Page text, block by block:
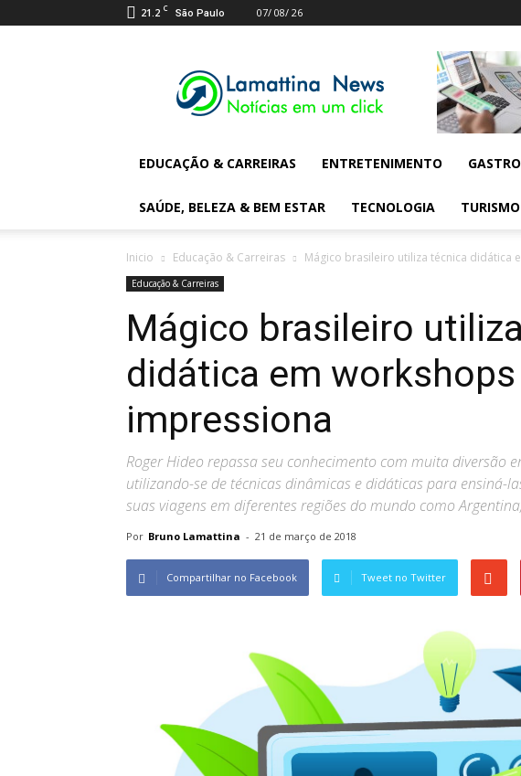
21.2 C São Paulo 07/ 08/ 26
Digital
News
EDUCAÇÃO & CARREIRAS ENTRETENIMENTO
SAÚDE, BELEZA & BEM ESTAR TECNOLOGIA
Inicio Educação & Carreiras Mágico brasileiro utiliza técnica didática
Educação & Carreiras
Mágico brasileiro
didática em
impressiona
Roger Hideo repassa seu conhecimento com muita diversão
utilizando-se de técnicas dinâmicas e didáticas para ensiná-
suas viagens em diferentes regiões do mundo como Argentina,
Por Bruno Lamattina - 21 de março de 2018
Compartilhar no Facebook Tweet no Twitter